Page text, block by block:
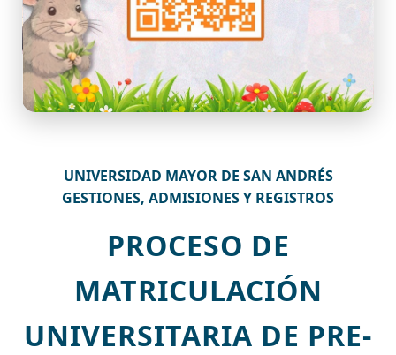
UNIVERSIDAD MAYOR DE SAN ANDRÉS
GESTIONES, ADMISIONES Y REGISTROS
PROCESO DE
MATRICULACIÓN
UNIVERSITARIA DE PRE-